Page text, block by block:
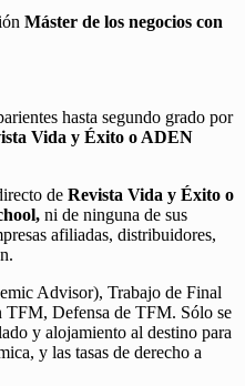
Máster de los negocios con
hasta segundo grado por
Vida y Éxito o ADEN
de Revista Vida y Éxito o
ni de ninguna de sus
afiliadas, distribuidores,
Advisor), Trabajo de Final
Defensa de TFM. Sólo se
y alojamiento al destino para
y las tasas de derecho a